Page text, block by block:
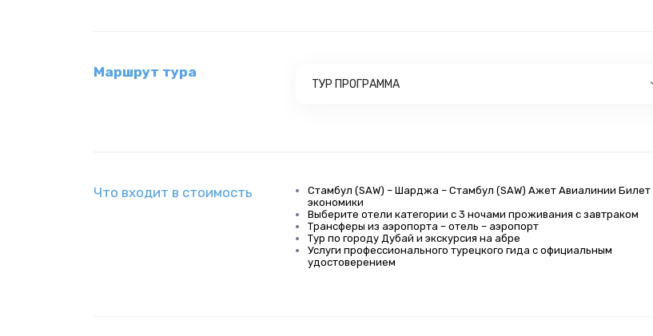
Маршрут тура
ТУР ПРОГРАММА
Что входит в стоимость
Стамбул (SAW) – Шарджа – Стамбул (SAW) Ажет Авиалинии Билет
экономики
Выберите отели категории с 3 ночами проживания с завтраком
Трансферы из аэропорта – отель – аэропорт
Тур по городу Дубай и экскурсия на абре
Услуги профессионального турецкого гида с официальным
удостоверением